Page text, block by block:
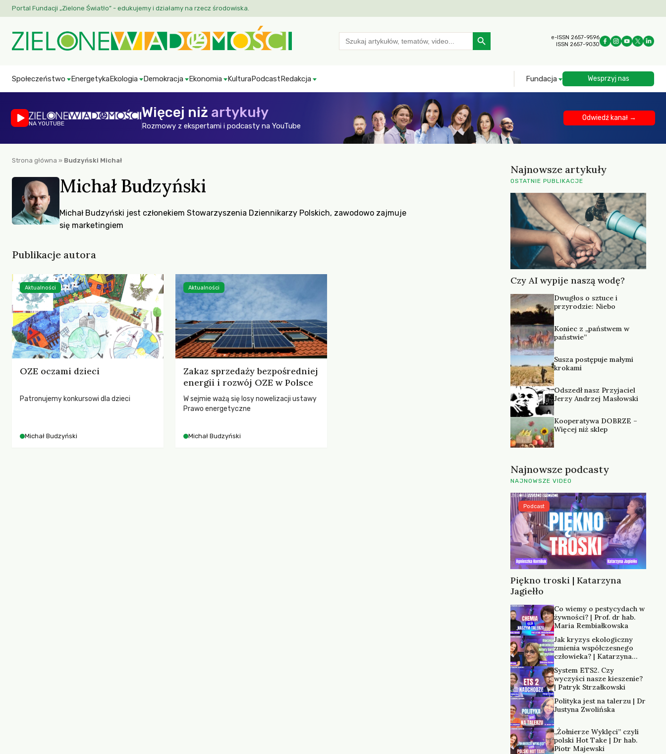
Portal Fundacji „Zielone Światło” - edukujemy i działamy na rzecz środowiska.
Search
for:
Search Button
e-ISSN 2657-9596
ISSN 2657-9030
Społeczeństwo EnergetykaEkologia Demokracja Ekonomia KulturaPodcastRedakcja Fundacja Wesprzyj nas
NA YOUTUBE
Więcej niż artykuły
Rozmowy z ekspertami i podcasty na YouTube
Odwiedź kanał →
Strona główna » Budzyński Michał
Michał Budzyński
Michał Budzyński jest członekiem Stowarzyszenia Dziennikarzy Polskich, zawodowo zajmuje
się marketingiem
Publikacje autora
OZE oczami dzieci
Patronujemy konkursowi dla dzieci
Michał Budzyński
Aktualności
Zakaz sprzedaży bezpośredniej
energii i rozwój OZE w Polsce
W sejmie ważą się losy nowelizacji ustawy
Prawo energetyczne
Michał Budzyński
Aktualności
Najnowsze artykuły
OSTATNIE PUBLIKACJE
Czy AI wypije naszą wodę?
Dwugłos o sztuce i
przyrodzie: Niebo
Koniec z „państwem w
państwie”
Susza postępuje małymi
krokami
Odszedł nasz Przyjaciel
Jerzy Andrzej Masłowski
Kooperatywa DOBRZE –
Więcej niż sklep
Najnowsze podcasty
NAJNOWSZE VIDEO
Piękno troski | Katarzyna
Jagiełło
Podcast
Co wiemy o pestycydach w
żywności? | Prof. dr hab.
Maria Rembiałkowska
Jak kryzys ekologiczny
zmienia współczesnego
człowieka? | Katarzyna
System ETS2. Czy
wyczyści nasze kieszenie?
| Patryk Strzałkowski
Polityka jest na talerzu | Dr
Justyna Zwolińska
„Żołnierze Wyklęci” czyli
polski Hot Take | Dr hab.
Piotr Majewski